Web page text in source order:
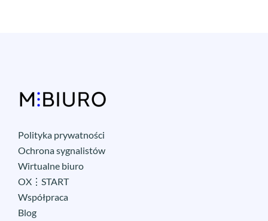
Polityka prywatności
Ochrona sygnalistów
Wirtualne biuro
OX⋮START
Współpraca
Blog